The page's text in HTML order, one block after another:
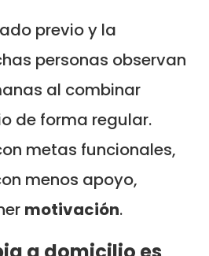
previo y la
personas observan
al combinar
de forma regular.
metas funcionales,
menos apoyo,
motivación.